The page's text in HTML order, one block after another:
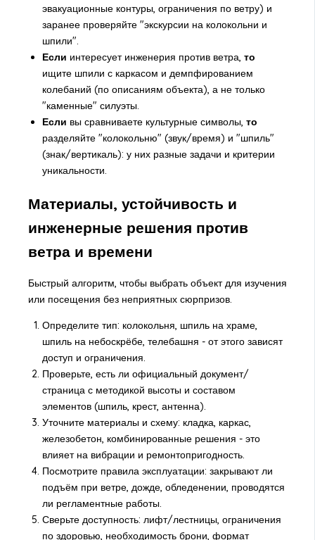
эвакуационные контуры, ограничения по ветру) и
заранее проверяйте "экскурсии на колокольни и
шпили".
Если интересует инженерия против ветра, то
ищите шпили с каркасом и демпфированием
колебаний (по описаниям объекта), а не только
"каменные" силуэты.
Если вы сравниваете культурные символы, то
разделяйте "колокольню" (звук/время) и "шпиль"
(знак/вертикаль): у них разные задачи и критерии
уникальности.
Материалы, устойчивость и
инженерные решения против
ветра и времени
Быстрый алгоритм, чтобы выбрать объект для изучения
или посещения без неприятных сюрпризов.
Определите тип: колокольня, шпиль на храме,
шпиль на небоскрёбе, телебашня - от этого зависят
доступ и ограничения.
Проверьте, есть ли официальный документ/
страница с методикой высоты и составом
элементов (шпиль, крест, антенна).
Уточните материалы и схему: кладка, каркас,
железобетон, комбинированные решения - это
влияет на вибрации и ремонтопригодность.
Посмотрите правила эксплуатации: закрывают ли
подъём при ветре, дожде, обледенении, проводятся
ли регламентные работы.
Сверьте доступность: лифт/лестницы, ограничения
по здоровью, необходимость брони, формат